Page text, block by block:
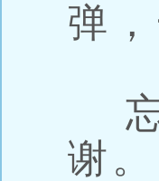
弹
忘
谢。